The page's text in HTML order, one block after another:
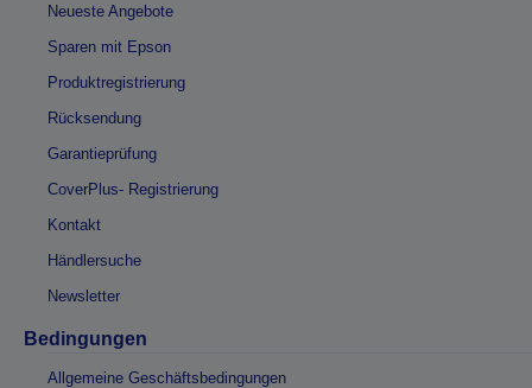
Neueste Angebote
Sparen mit Epson
Produktregistrierung
Rücksendung
Garantieprüfung
CoverPlus- Registrierung
Kontakt
Händlersuche
Newsletter
Bedingungen
Allgemeine Geschäftsbedingungen